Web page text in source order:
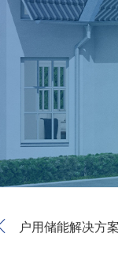
户用储能解决方案